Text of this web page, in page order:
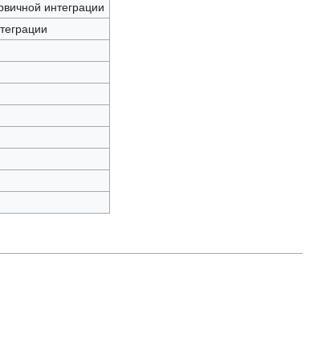
интеграции